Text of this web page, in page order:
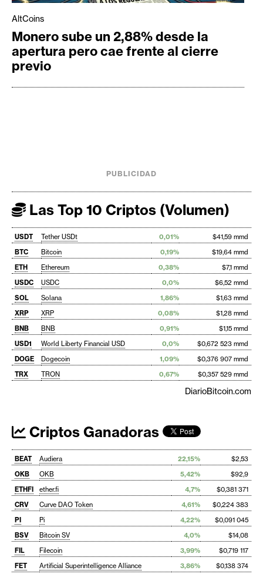
AltCoins
Monero sube un 2,88% desde la
apertura pero cae frente al cierre
previo
PUBLICIDAD
Las Top 10 Criptos (Volumen)
USDT Tether USDt 0,01%
$41,59 mmd
BTC
Bitcoin 0,19%
$19,64 mmd
ETH
Ethereum 0,38%
$7,1 mmd
USDC
USDC 0,0%
$6,52 mmd
SOL
Solana 1,86%
$1,63 mmd
XRP
XRP 0,08%
$1,28 mmd
BNB
BNB 0,91%
$1,15 mmd
USD1
World Liberty Financial USD 0,0%
$0,672 523 mmd
DOGE
Dogecoin 1,09%
$0,376 907 mmd
TRX
TRON 0,67% $0,357 529 mmd
DiarioBitcoin.com
Criptos Ganadoras
BEAT Audiera 22,15%
$2,53
OKB
OKB 5,42%
$92,9
ETHFI
ether.fi 4,7%
$0,381 371
CRV
Curve DAO Token 4,61%
$0,224 383
PI
Pi 4,22%
$0,091 045
BSV
Bitcoin SV 4,0%
$14,08
FIL
Filecoin 3,99%
$0,719 117
FET
Artificial Superintelligence Alliance 3,86% $0,138 374